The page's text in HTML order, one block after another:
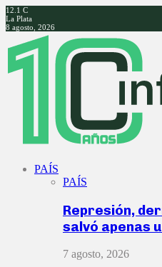
12.1 C
La Plata
8 agosto, 2026
Facebook
Twitter
Instagram
Youtube
PAÍS
PAÍS
Represión,
salvó apenas
7 agosto, 2026